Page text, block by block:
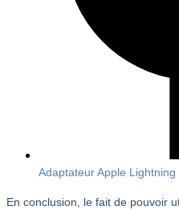
Adaptateur Apple Lightning
En conclusion, le fait de pouvoir